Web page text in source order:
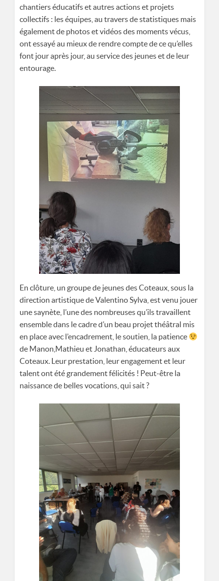
chantiers éducatifs et autres actions et projets
collectifs : les équipes, au travers de statistiques mais
également de photos et vidéos des moments vécus,
ont essayé au mieux de rendre compte de ce qu’elles
font jour après jour, au service des jeunes et de leur
entourage.
En clôture, un groupe de jeunes des Coteaux, sous la
direction artistique de Valentino Sylva, est venu jouer
une saynète, l’une des nombreuses qu’ils travaillent
ensemble dans le cadre d’un beau projet théâtral mis
en place avec l’encadrement, le soutien, la patience
de Manon,Mathieu et Jonathan, éducateurs aux
Coteaux. Leur prestation, leur engagement et leur
talent ont été grandement félicités ! Peut-être la
naissance de belles vocations, qui sait ?